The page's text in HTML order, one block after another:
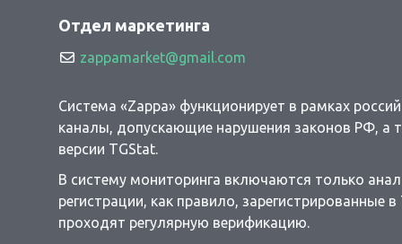
Отдел маркетинга
zappamarket@gmail.com
Система «Zappa» функционирует в рамках
каналы, допускающие нарушения законов РФ, а
версии TGStat.
В систему мониторинга включаются только
регистрации, как правило,
проходят регулярную верификацию.